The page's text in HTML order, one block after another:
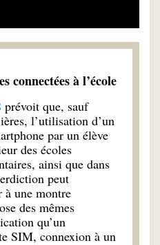
connectées à l’école
prévoit que, sauf
l’utilisation d’un
par un élève
des écoles
ainsi que dans
peut
à une montre
des mêmes
qu’un
SIM, connexion à un